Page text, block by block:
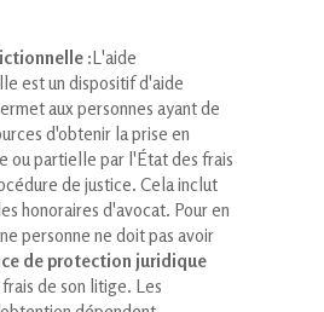
:L'aide
est un dispositif d'aide
aux personnes ayant de
d'obtenir la prise en
ou partielle par l'État des frais
de justice. Cela inclut
honoraires d'avocat. Pour en
personne ne doit pas avoir
de protection juridique
de son litige. Les